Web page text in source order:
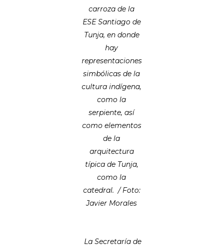
carroza de la
ESE Santiago de
Tunja, en donde
hay
representaciones
simbólicas de la
cultura indígena,
como la
serpiente, así
como elementos
de la
arquitectura
típica de Tunja,
como la
catedral. / Foto:
Javier Morales
La Secretaría de